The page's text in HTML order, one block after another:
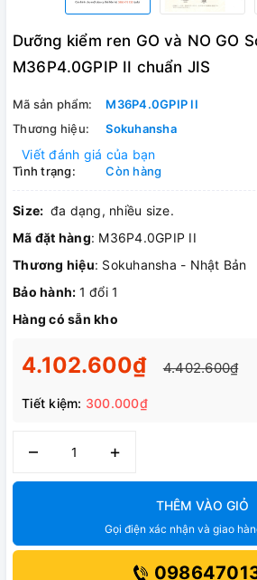
Dưỡng kiểm ren GO và NO GO
M36P4.0GPIP II chuẩn JIS
Mã sản phẩm:
M36P4.0GPIP II
Thương hiệu:
Sokuhansha
Viết đánh giá của bạn
Tình trạng: Còn hàng
Size: đa dạng, nhiều size.
Mã đặt hàng: M36P4.0GPIP II
Thương hiệu: Sokuhansha - Nhật Bản
Bảo hành: 1 đổi 1
Hàng có sẵn kho
4.102.600₫ 4.402.600₫
Tiết kiệm: 300.000₫
– +
THÊM VÀO GIỎ
Gọi điện xác nhận và giao